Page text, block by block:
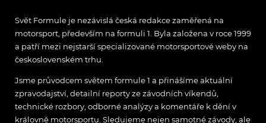
Svět Formule je nezávislá česká redakce zaměřená na
motorsport, především na formuli 1. Byla založena v roce 1999
a patří mezi nejstarší specializované motorsportové weby na
československém trhu.
Jsme průvodcem světem formule 1 a přinášíme aktuální
zpravodajství, detailní reporty ze závodních víkendů,
technické rozbory, odborné analýzy a komentáře k dění v
královně motorsportu. Sledujeme nejen samotné závody, ale